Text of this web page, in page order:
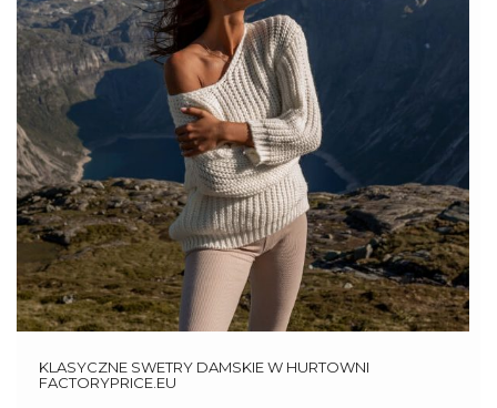
KLASYCZNE SWETRY DAMSKIE W HURTOWNI
FACTORYPRICE.EU